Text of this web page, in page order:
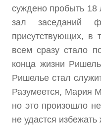
суждено пробыть 18
зал заседаний
присутствующих, в
всем сразу стало
конца жизни
Ришелье стал
Разумеется, Мария
но это произошло
не удастся